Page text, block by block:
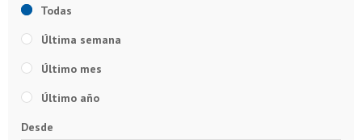
Todas
Última semana
Último mes
Último año
Desde